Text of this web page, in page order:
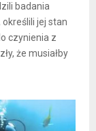
badania
jej stan
czynienia z
że musiałby